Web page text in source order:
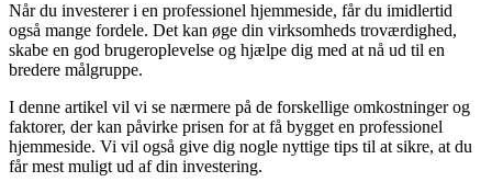
Når du investerer i en professionel hjemmeside, får du imidlertid
også mange fordele. Det kan øge din virksomheds troværdighed,
skabe en god brugeroplevelse og hjælpe dig med at nå ud til en
bredere målgruppe.
I denne artikel vil vi se nærmere på de forskellige omkostninger og
faktorer, der kan påvirke prisen for at få bygget en professionel
hjemmeside. Vi vil også give dig nogle nyttige tips til at sikre, at du
får mest muligt ud af din investering.